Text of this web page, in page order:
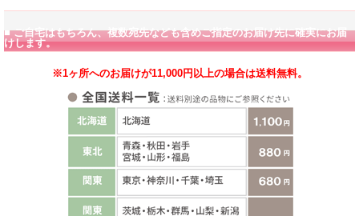
■ ご自宅はもちろん、複数宛先なども含めご指定のお届け先に確実にお届
けします。
※1ヶ所へのお届けが11,000円以上の場合は送料無料。